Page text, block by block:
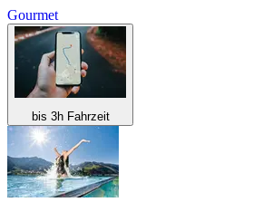
Gourmet
bis 3h Fahrzeit